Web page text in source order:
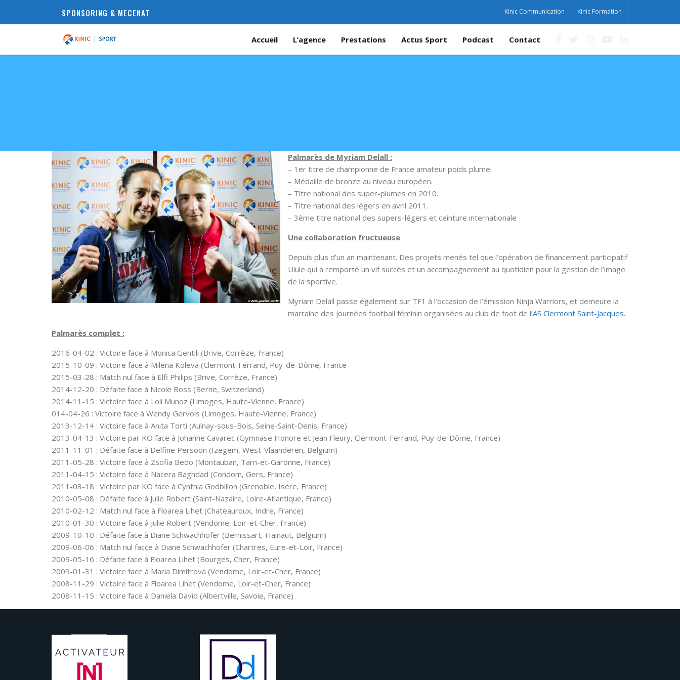
SPONSORING & MECENAT Kinic Communication Kinic Formation
Accueil L’agence Prestations Actus Sport Podcast Contact
Palmarès de Myriam Delall :
– 1er titre de championne de France amateur poids plume
– Médaille de bronze au niveau européen.
– Titre national des super-plumes en 2010.
– Titre national des légers en avril 2011.
– 3ème titre national des supers-légers et ceinture internationale
Une collaboration fructueuse
Depuis plus d’un an maintenant. Des projets menés tel que l’opération de financement participatif
Ulule qui a remporté un vif succès et un accompagnement au quotidien pour la gestion de l’image
de la sportive.
Myriam Delall passe également sur TF1 à l’occasion de l’émission Ninja Warriors, et demeure la
marraine des journées football féminin organisées au club de foot de l’AS Clermont Saint-Jacques.
Palmarès complet :
2016-04-02 : Victoire face à Monica Gentili (Brive, Corrèze, France)
2015-10-09 : Victoire face à Milena Koleva (Clermont-Ferrand, Puy-de-Dôme, France
2015-03-28 : Match nul face à Elfi Philips (Brive, Corrèze, France)
2014-12-20 : Défaite face à Nicole Boss (Berne, Switzerland)
2014-11-15 : Victoire face à Loli Munoz (Limoges, Haute-Vienne, France)
014-04-26 : Victoire face à Wendy Gervois (Limoges, Haute-Vienne, France)
2013-12-14 : Victoire face à Anita Torti (Aulnay-sous-Bois, Seine-Saint-Denis, France)
2013-04-13 : Victoire par KO face à Johanne Cavarec (Gymnase Honore et Jean Fleury, Clermont-Ferrand, Puy-de-Dôme, France)
2011-11-01 : Défaite face à Delfine Persoon (Izegem, West-Vlaanderen, Belgium)
2011-05-28 : Victoire face à Zsofia Bedo (Montauban, Tarn-et-Garonne, France)
2011-04-15 : Victoire face à Nacera Baghdad (Condom, Gers, France)
2011-03-18 : Victoire par KO face à Cynthia Godbillon (Grenoble, Isère, France)
2010-05-08 : Défaite face à Julie Robert (Saint-Nazaire, Loire-Atlantique, France)
2010-02-12 : Match nul face à Floarea Lihet (Chateauroux, Indre, France)
2010-01-30 : Victoire face à Julie Robert (Vendome, Loir-et-Cher, France)
2009-10-10 : Défaite face à Diane Schwachhofer (Bernissart, Hainaut, Belgium)
2009-06-06 : Match nul facce à Diane Schwachhofer (Chartres, Eure-et-Loir, France)
2009-05-16 : Défaite face à Floarea Lihet (Bourges, Cher, France)
2009-01-31 : Victoire face à Maria Dimitrova (Vendome, Loir-et-Cher, France)
2008-11-29 : Victoire face à Floarea Lihet (Vendome, Loir-et-Cher, France)
2008-11-15 : Victoire face à Daniela David (Albertville, Savoie, France)